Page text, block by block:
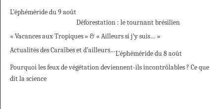
L’éphéméride du 9 août
Déforestation : le tournant brésilien
« Vacances aux Tropiques » & « Ailleurs si j’y suis… »
Actualités des Caraïbes et d’ailleurs…L’éphéméride du 8 août
Pourquoi les feux de végétation deviennent-ils incontrôlables ? Ce que
dit la science